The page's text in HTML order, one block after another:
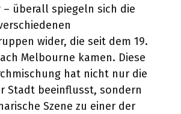
– überall spiegeln sich die
wider, die seit dem 19.
Melbourne kamen. Diese
hat nicht nur die
Stadt beeinflusst, sondern
Szene zu einer der